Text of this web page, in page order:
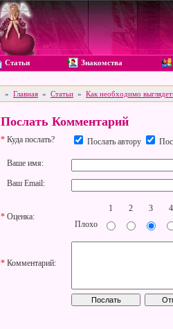
Статьи Знакомства
» Главная » Статьи » Как необходимо
Послать Комментарий
* Куда послать? Послать автору
Ваше имя:
Ваш Email:
* Оценка:
1 2 3
4
Плохо
* Комментарий: